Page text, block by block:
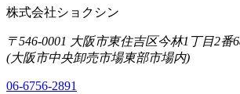
株式会社ショクシン
〒546-0001 大阪市東住吉区今林1丁目2番
(大阪市中央卸売市場東部市場内)
06-6756-2891